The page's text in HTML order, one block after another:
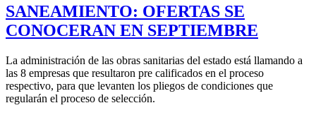
SANEAMIENTO: OFERTAS SE
CONOCERAN EN SEPTIEMBRE
La administración de las obras sanitarias del estado está llamando a
las 8 empresas que resultaron pre calificados en el proceso
respectivo, para que levanten los pliegos de condiciones que
regularán el proceso de selección.